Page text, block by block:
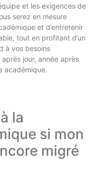
et les exigences de
serez en mesure
et d’entretenir
tout en profitant d’un
à vos besoins
jour, année après
académique.
la
si mon
migré